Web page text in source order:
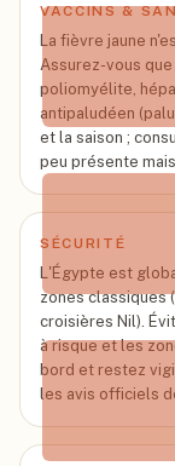
VACCINS &
La fièvre jaune
Assurez-vous
poliomyélite,
antipaludéen
et la saison ;
peu présente
SÉCURITÉ
L'Égypte est
zones classiques
croisières Nil).
à risque et les
bord et restez
les avis officiels